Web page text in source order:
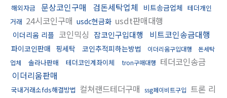
해외자금 문상코인구매 검돈세탁업체 비트송금업체 테더개인
거래 24시코인구매 usdc현금화 usdt판매대행
이더리움 리플 코인믹싱 잡코인구입대행 비트코인송금대행
파이코인판매 핑세탁 코인추적피하는방법 이더리움구입대행
돈세탁
업체
솔라나판매 테더코인계좌이체 tron구매대행 테더코인송금
이더리움판매
국내거래소fds해결방법 컬쳐랜드테더구매 ssg페이비트구입 트론 리